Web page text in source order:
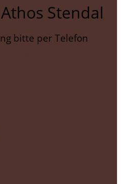
Stendal
bitte per Telefon